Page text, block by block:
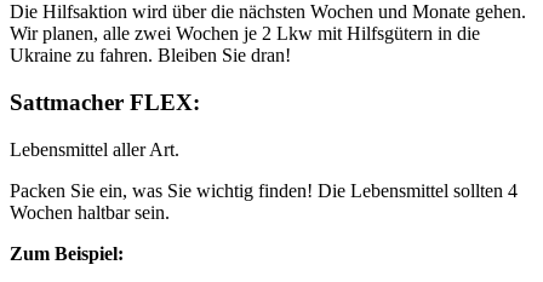
Die Hilfsaktion wird über die nächsten Wochen und Monate gehen.
Wir planen, alle zwei Wochen je 2 Lkw mit Hilfsgütern in die
Ukraine zu fahren. Bleiben Sie dran!
Sattmacher FLEX:
Lebensmittel aller Art.
Packen Sie ein, was Sie wichtig finden! Die Lebensmittel sollten 4
Wochen haltbar sein.
Zum Beispiel: